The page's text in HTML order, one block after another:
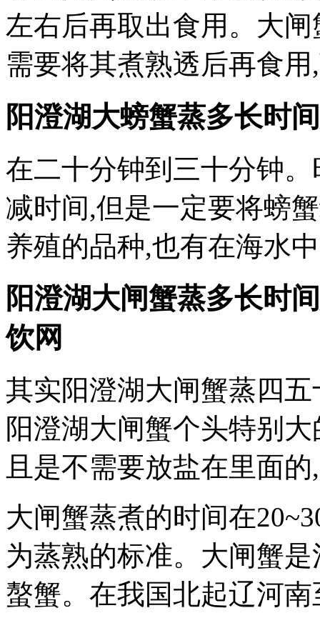
左右后再取出食用。大
需要将其煮熟透后再食
阳澄湖大螃蟹蒸多长时
在二十分钟到三十分钟
减时间,但是一定要将螃
养殖的品种,也有在海水
阳澄湖大闸蟹蒸多长时
饮网
其实阳澄湖大闸蟹蒸四
阳澄湖大闸蟹个头特别
且是不需要放盐在里面
大闸蟹蒸煮的时间在
为蒸熟的标准。大闸蟹
螯蟹。在我国北起辽河